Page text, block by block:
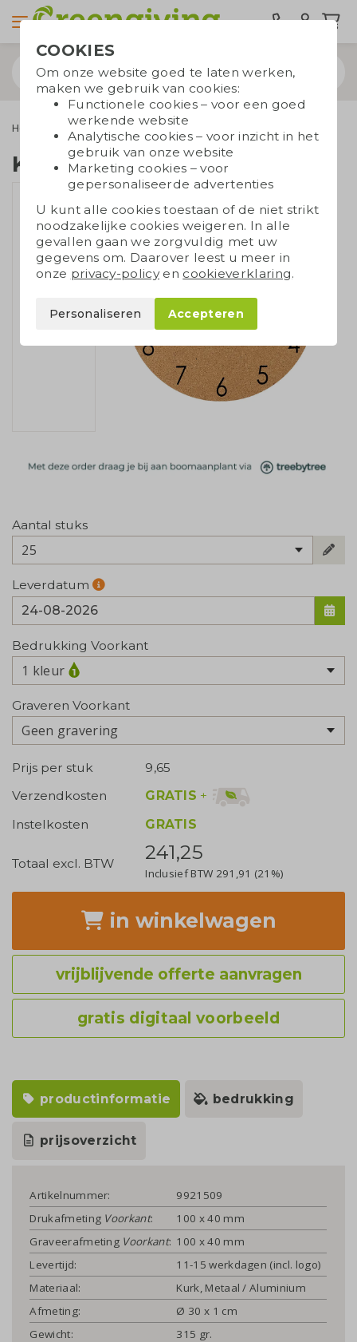
Home & Living Binnenshuis ontspannen
Kurken klok
Aantal stuks
25
Leverdatum
Bedrukking Voorkant
1 kleur
Graveren Voorkant
Geen gravering
Prijs per stuk
9,65
Verzendkosten
GRATIS +
Instelkosten
GRATIS
Totaal excl. BTW 241,25
Inclusief BTW 291,91 (21%)
in winkelwagen
vrijblijvende offerte aanvragen
gratis digitaal voorbeeld
productinformatie bedrukking
prijsoverzicht
Artikelnummer:
9921509
Drukafmeting Voorkant:
100 x 40 mm
Graveerafmeting Voorkant: 100 x 40 mm
Levertijd:
11-15 werkdagen (incl. logo)
Materiaal:
Kurk, Metaal / Aluminium
Afmeting:
Ø 30 x 1 cm
Gewicht:
315 gr.
COOKIES
Om onze website goed te laten werken,
maken we gebruik van cookies:
Functionele cookies – voor een goed
werkende website
Analytische cookies – voor inzicht in het
gebruik van onze website
Marketing cookies – voor
gepersonaliseerde advertenties
U kunt alle cookies toestaan of de niet strikt
noodzakelijke cookies weigeren. In alle
gevallen gaan we zorgvuldig met uw
gegevens om. Daarover leest u meer in
onze privacy-policyen cookieverklaring.
Personaliseren Accepteren